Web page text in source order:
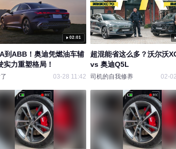
02:01
到ABB！奥迪凭燃油车辅
实力重塑格局！
03-28 11:42
超混能省这么多？沃尔沃
vs 奥迪Q5L
司机的自我修养 02-